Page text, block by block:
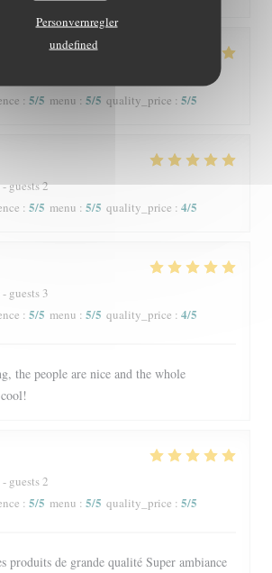
Personvernregler
undefined
: 5/5 menu : 5/5 quality_price : 5/5
guests 2
: 5/5 menu : 5/5 quality_price : 4/5
guests 3
: 5/5 menu : 5/5 quality_price : 4/5
the people are nice and the whole
guests 2
: 5/5 menu : 5/5 quality_price : 5/5
produits de grande qualité Super ambiance